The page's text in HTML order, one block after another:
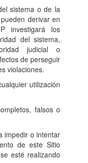
sistema o de la
derivar en
investigará los
del sistema,
judicial o
de perseguir
violaciones.
utilización
falsos o
impedir o intentar
de este Sitio
esté realizando